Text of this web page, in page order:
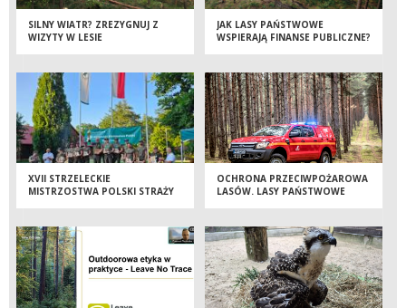
SILNY WIATR? ZREZYGNUJ Z
WIZYTY W LESIE
JAK LASY PAŃSTWOWE
WSPIERAJĄ FINANSE PUBLICZNE?
XVII STRZELECKIE
MISTRZOSTWA POLSKI STRAŻY
RYWALIZACJI
OCHRONA PRZECIWPOŻAROWA
LASÓW. LASY PAŃSTWOWE
GAŚNICZE